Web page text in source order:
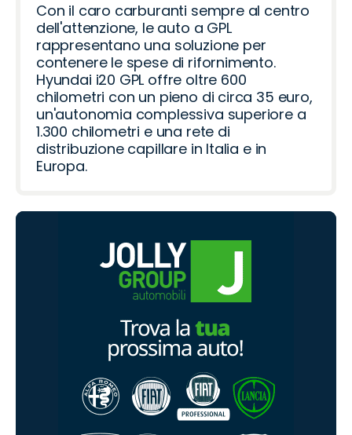
Con il caro carburanti sempre al centro
dell'attenzione, le auto a GPL
rappresentano una soluzione per
contenere le spese di rifornimento.
Hyundai i20 GPL offre oltre 600
chilometri con un pieno di circa 35 euro,
un'autonomia complessiva superiore a
1.300 chilometri e una rete di
distribuzione capillare in Italia e in
Europa.